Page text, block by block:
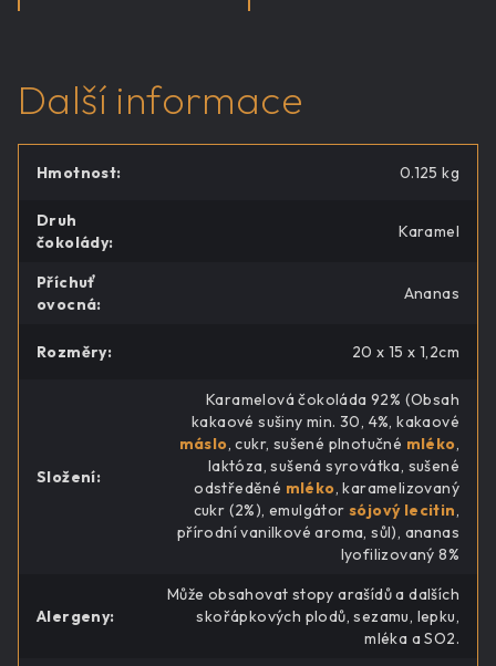
Další informace
Hmotnost: 0.125 kg
Druh
čokolády:
Karamel
Příchuť
ovocná:
Ananas
Rozměry: 20 x 15 x 1,2cm
Složení:
Karamelová čokoláda 92% (Obsah
kakaové sušiny min. 30, 4%, kakaové
máslo, cukr, sušené plnotučné mléko,
laktóza, sušená syrovátka, sušené
odstředěné mléko, karamelizovaný
cukr (2%), emulgátor sójový lecitin,
přírodní vanilkové aroma, sůl), ananas
lyofilizovaný 8%
Alergeny:
Může obsahovat stopy arašídů a dalších
skořápkových plodů, sezamu, lepku,
mléka a SO2.